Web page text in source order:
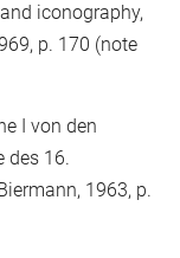
iconography,
p. 170 (note
I von den
des 16.
1963, p.